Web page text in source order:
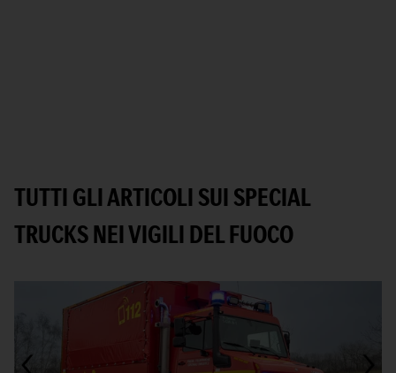
TUTTI GLI ARTICOLI SUI SPECIAL
TRUCKS NEI VIGILI DEL FUOCO